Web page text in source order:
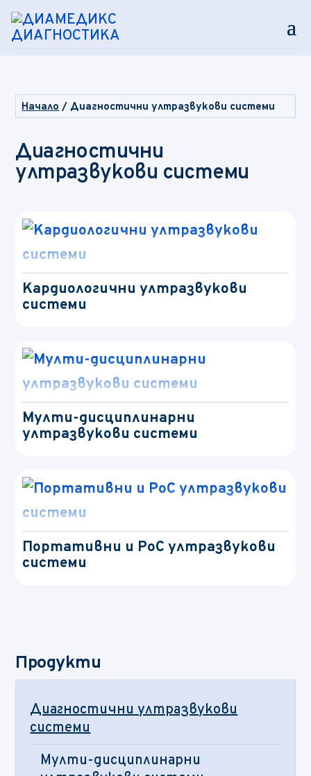
Начало/ Диагностични ултразвукови системи
Диагностични
ултразвукови системи
Кардиологични ултразвукови
системи
Мулти-дисциплинарни
ултразвукови системи
Портативни и PoC ултразвукови
системи
Продукти
Диагностични ултразвукови
системи
Мулти-дисциплинарни